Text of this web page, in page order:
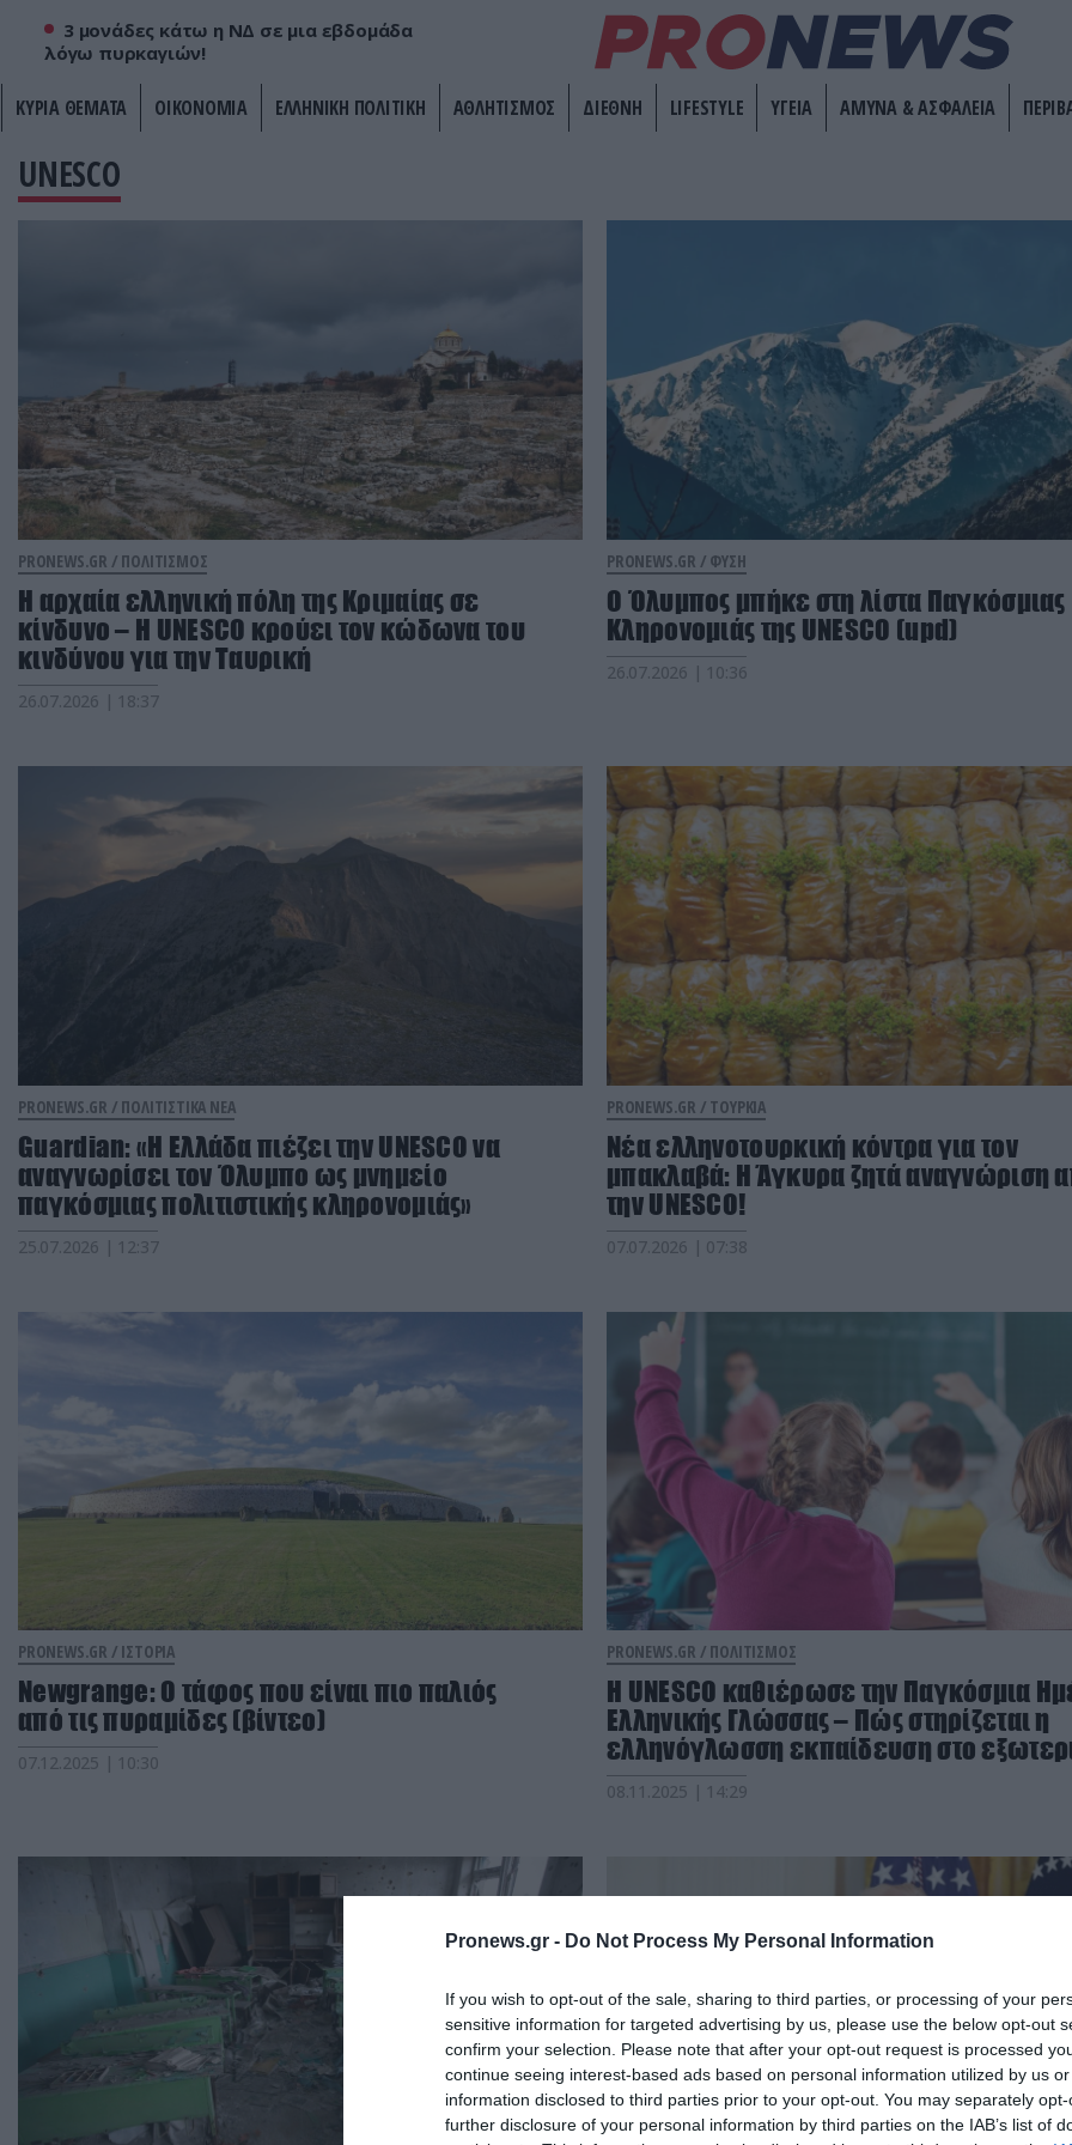
Pronews.gr - Do Not Process My Personal Information
If you wish to opt-out of the sale, sharing to third parties, or processing of your
sensitive information for targeted advertising by us, please use the below opt-out
confirm your selection. Please note that after your opt-out request is processed
continue seeing interest-based ads based on personal information utilized by us
information disclosed to third parties prior to your opt-out. You may separately
further disclosure of your personal information by third parties on the IAB’s list of
3 μονάδες κάτω η ΝΔ σε μια εβδομάδα
λόγω πυρκαγιών!
ΚΥΡΙΑ ΘΕΜΑΤΑ ΟΙΚΟΝΟΜΙΑ ΕΛΛΗΝΙΚΗ ΠΟΛΙΤΙΚΗ ΑΘΛΗΤΙΣΜΟΣ ΔΙΕΘΝΗ LIFESTYLE ΥΓΕΙΑ ΑΜΥΝΑ & ΑΣΦΑΛΕΙΑ
UNESCO
PRONEWS.GR / ΠΟΛΙΤΙΣΜΟΣ
Η αρχαία ελληνική πόλη της Κριμαίας σε
κίνδυνο – Η UNESCO κρούει τον κώδωνα του
κινδύνου για την Ταυρική
26.07.2026 | 18:37
PRONEWS.GR / ΦΥΣΗ
Ο Όλυμπος μπήκε στη λίστα Παγκόσμιας
Κληρονομιάς της UNESCO (upd)
26.07.2026 | 10:36
PRONEWS.GR / ΠΟΛΙΤΙΣΤΙΚΑ ΝΕΑ
Guardian: «Η Ελλάδα πιέζει την UNESCO να
αναγνωρίσει τον Όλυμπο ως μνημείο
παγκόσμιας πολιτιστικής κληρονομιάς»
25.07.2026 | 12:37
PRONEWS.GR / ΤΟΥΡΚΙΑ
Νέα ελληνοτουρκική κόντρα για τον
μπακλαβά: Η Άγκυρα ζητά αναγνώριση
την UNESCO!
07.07.2026 | 07:38
PRONEWS.GR / ΙΣΤΟΡΙΑ
Newgrange: Ο τάφος που είναι πιο παλιός
από τις πυραμίδες (βίντεο)
07.12.2025 | 10:30
PRONEWS.GR / ΠΟΛΙΤΙΣΜΟΣ
Η UNESCO καθιέρωσε την Παγκόσμια
Ελληνικής Γλώσσας – Πώς στηρίζεται η
ελληνόγλωσση εκπαίδευση στο
08.11.2025 | 14:29